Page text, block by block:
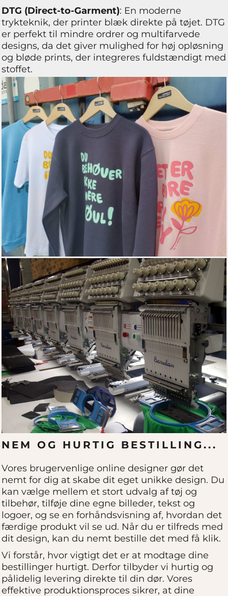
DTG (Direct-to-Garment): En moderne
trykteknik, der printer blæk direkte på tøjet. DTG
er perfekt til mindre ordrer og multifarvede
designs, da det giver mulighed for høj opløsning
og bløde prints, der integreres fuldstændigt med
stoffet.
NEM OG HURTIG BESTILLING...
Vores brugervenlige online designer gør det
nemt for dig at skabe dit eget unikke design. Du
kan vælge mellem et stort udvalg af tøj og
tilbehør, tilføje dine egne billeder, tekst og
logoer, og se en forhåndsvisning af, hvordan det
færdige produkt vil se ud. Når du er tilfreds med
dit design, kan du nemt bestille det med få klik.
Vi forstår, hvor vigtigt det er at modtage dine
bestillinger hurtigt. Derfor tilbyder vi hurtig og
pålidelig levering direkte til din dør. Vores
effektive produktionsproces sikrer, at dine